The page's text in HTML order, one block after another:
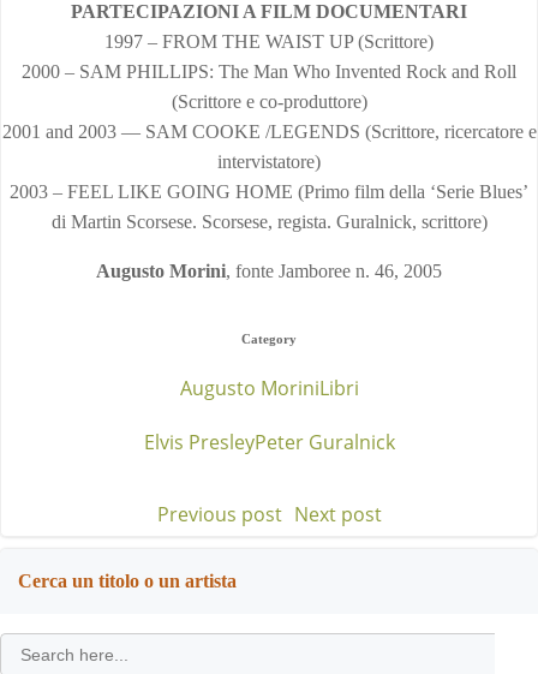
PARTECIPAZIONI A FILM DOCUMENTARI
1997 – FROM THE WAIST UP (Scrittore)
2000 – SAM PHILLIPS: The Man Who Invented Rock and Roll
(Scrittore e co-produttore)
2001 and 2003 — SAM COOKE /LEGENDS (Scrittore, ricercatore e
intervistatore)
2003 – FEEL LIKE GOING HOME (Primo film della ‘Serie Blues’
di Martin Scorsese. Scorsese, regista. Guralnick, scrittore)
Augusto Morini, fonte Jamboree n. 46, 2005
Category
Augusto MoriniLibri
Elvis PresleyPeter Guralnick
Post
navigation
Previous post Post
Next post
Cerca un titolo o un artista
Search
for: